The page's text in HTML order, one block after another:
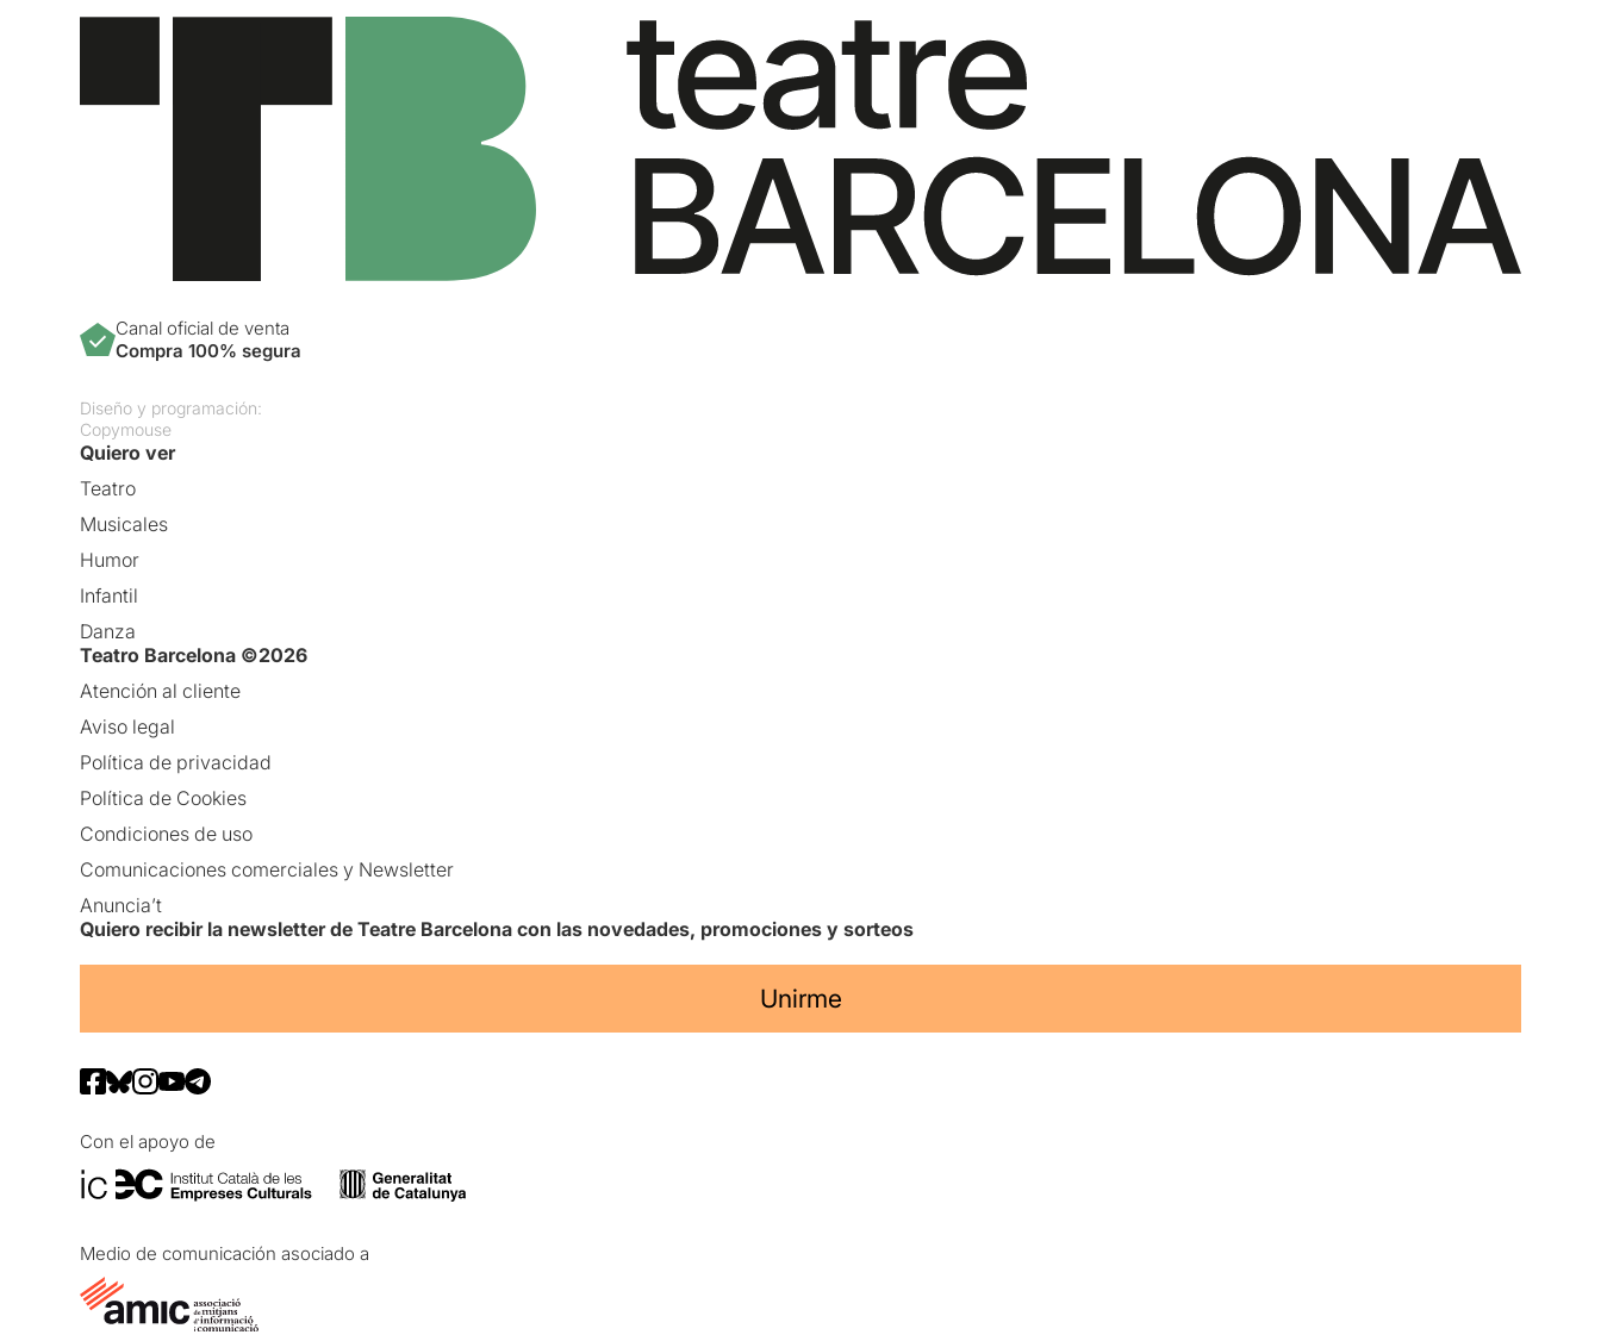
Canal oficial de venta
Compra 100% segura
Diseño y programación:
Copymouse
Quiero ver
Teatro
Musicales
Humor
Infantil
Danza
Teatro Barcelona ©2026
Atención al cliente
Aviso legal
Política de privacidad
Política de Cookies
Condiciones de uso
Comunicaciones comerciales y Newsletter
Anuncia’t
Quiero recibir la newsletter de Teatre Barcelona con las novedades, promociones y sorteos
Unirme
Con el apoyo de
Medio de comunicación asociado a